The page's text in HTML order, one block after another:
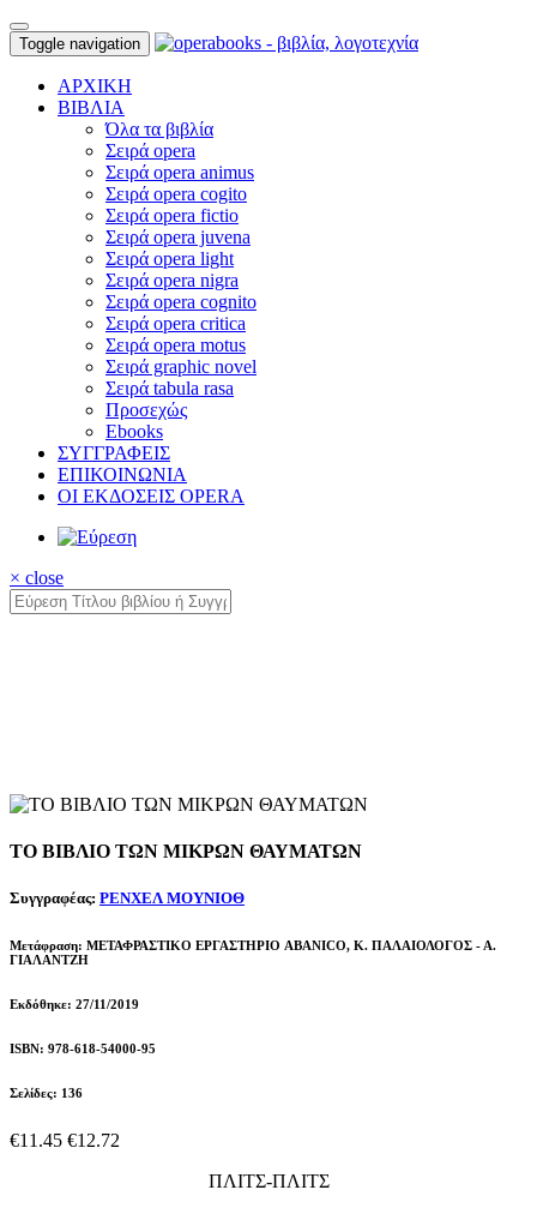
Toggle navigation
ΑΡΧΙΚΗ
ΒΙΒΛΙΑ
Όλα τα βιβλία
Σειρά opera
Σειρά opera animus
Σειρά opera cogito
Σειρά opera fictio
Σειρά opera juvena
Σειρά opera light
Σειρά opera nigra
Σειρά opera cognito
Σειρά opera critica
Σειρά opera motus
Σειρά graphic novel
Σειρά tabula rasa
Προσεχώς
Ebooks
ΣΥΓΓΡΑΦΕΙΣ
ΕΠΙΚΟΙΝΩΝΙΑ
ΟΙ ΕΚΔΟΣΕΙΣ OPERA
× close
ΤΟ ΒΙΒΛΙΟ ΤΩΝ ΜΙΚΡΩΝ ΘΑΥΜΑΤΩΝ
Συγγραφέας: ΡΕΝΧΕΛ ΜΟΥΝΙΟΘ
Μετάφραση: ΜΕΤΑΦΡΑΣΤΙΚΟ ΕΡΓΑΣΤΗΡΙΟ ABANICO, Κ. ΠΑΛΑΙΟΛΟΓΟΣ - Α.
ΓΙΑΛΑΝΤΖΗ
Εκδόθηκε: 27/11/2019
ISBN: 978-618-54000-95
Σελίδες: 136
€11.45 €12.72
ΠΛΙΤΣ-ΠΛΙΤΣ